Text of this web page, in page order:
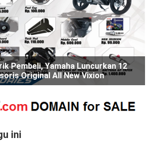
Pembeli, Yamaha Luncurkan 12
Original All New Vixion
ini